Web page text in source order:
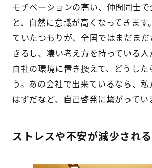
モチベーションの高い、仲間同士
と、自然に意識が高くなってきます
ていたつもりが、全国ではまだま
きるし、凄い考え方を持っている人
自社の環境に置き換えて、どうした
う。あの会社で出来ているなら、私
はずだなど、自己啓発に繋がってい
ストレスや不安が減少される